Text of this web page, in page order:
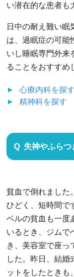
い潜在的な患者も
日中の耐え難い眠
は、過眠症の可能
いし睡眠専門外来
ることをおすすめ
心療内科を探す
精神科を探す
失神やふら
貧血で倒れました
ひどく、短時間で
ベルの貧血も一度
いるとき、ジムで
き、美容室で座っ
した。昨日、結婚
ットをしたときも